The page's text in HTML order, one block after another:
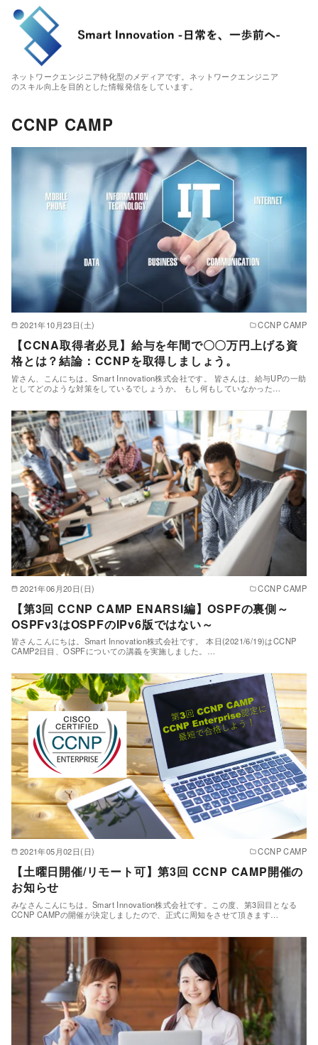
ネットワークエンジニア特化型のメディアです。ネットワークエンジニア
のスキル向上を目的とした情報発信をしています。
CCNP CAMP
2021年10月23日(土) CCNP CAMP
【CCNA取得者必見】給与を年間で〇〇万円上げる資
格とは？結論：CCNPを取得しましょう。
皆さん、こんにちは。Smart Innovation株式会社です。 皆さんは、給与UPの一助
としてどのような対策をしているでしょうか。 もし何もしていなかった…
2021年06月20日(日) CCNP CAMP
【第3回 CCNP CAMP ENARSI編】OSPFの裏側～
OSPFv3はOSPFのIPv6版ではない～
皆さんこんにちは。Smart Innovation株式会社です。 本日(2021/6/19)はCCNP
CAMP2日目、OSPFについての講義を実施しました。…
2021年05月02日(日) CCNP CAMP
【土曜日開催/リモート可】第3回 CCNP CAMP開催の
お知らせ
みなさんこんにちは。Smart Innovation株式会社です。この度、第3回目となる
CCNP CAMPの開催が決定しましたので、正式に周知をさせて頂きます…